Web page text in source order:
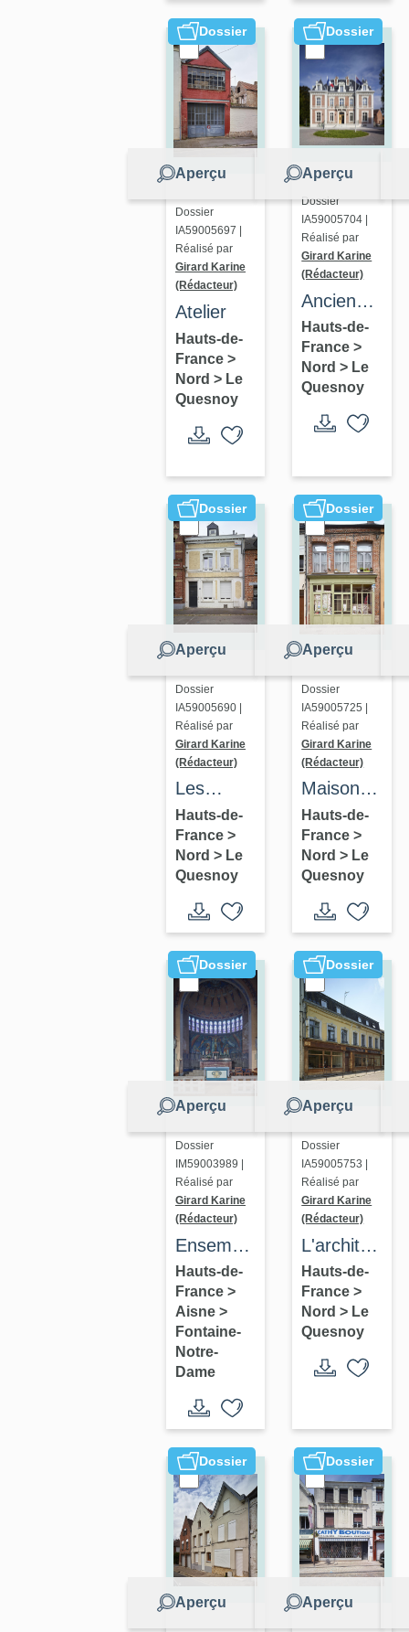
Dossier
Aperçu
Dossier
IA59005697 |
Réalisé par
Girard Karine
(Rédacteur)
Atelier
Hauts-de-
France >
Nord > Le
Quesnoy
Dossier
Aperçu
Dossier
IA59005704 |
Réalisé par
Girard Karine
(Rédacteur)
Ancien
hôtel
particulier
"Le
puis
actuellement
Musée
Néo-
Zélandais
de la
Libération
Hauts-de-
France>
Nord> Le
Quesnoy
Dossier
Aperçu
Dossier
IA59005690 |
Réalisé par
Girard Karine
(Rédacteur)
Les
maisons
à enduit
nid
Hauts-de-
France >
Nord > Le
Quesnoy
Dossier
Aperçu
Dossier
IA59005725 |
Réalisé par
Girard Karine
(Rédacteur)
Maison à
boutique
Hauts-de-
France>
Nord> Le
Quesnoy
Dossier
Aperçu
Dossier
IM59003989 |
Réalisé par
Girard Karine
(Rédacteur)
Ensemble
de
verrières
de style
Art déco
Hauts-de-
France >
Aisne >
Fontaine-
Notre-
Dame
Dossier
Aperçu
Dossier
IA59005753 |
Réalisé par
Girard Karine
(Rédacteur)
industrielle
et
commerciale
Hauts-de-
France>
Nord> Le
Quesnoy
Dossier
Aperçu
Dossier
Aperçu